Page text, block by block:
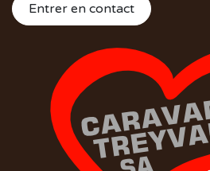
Entrer en contact